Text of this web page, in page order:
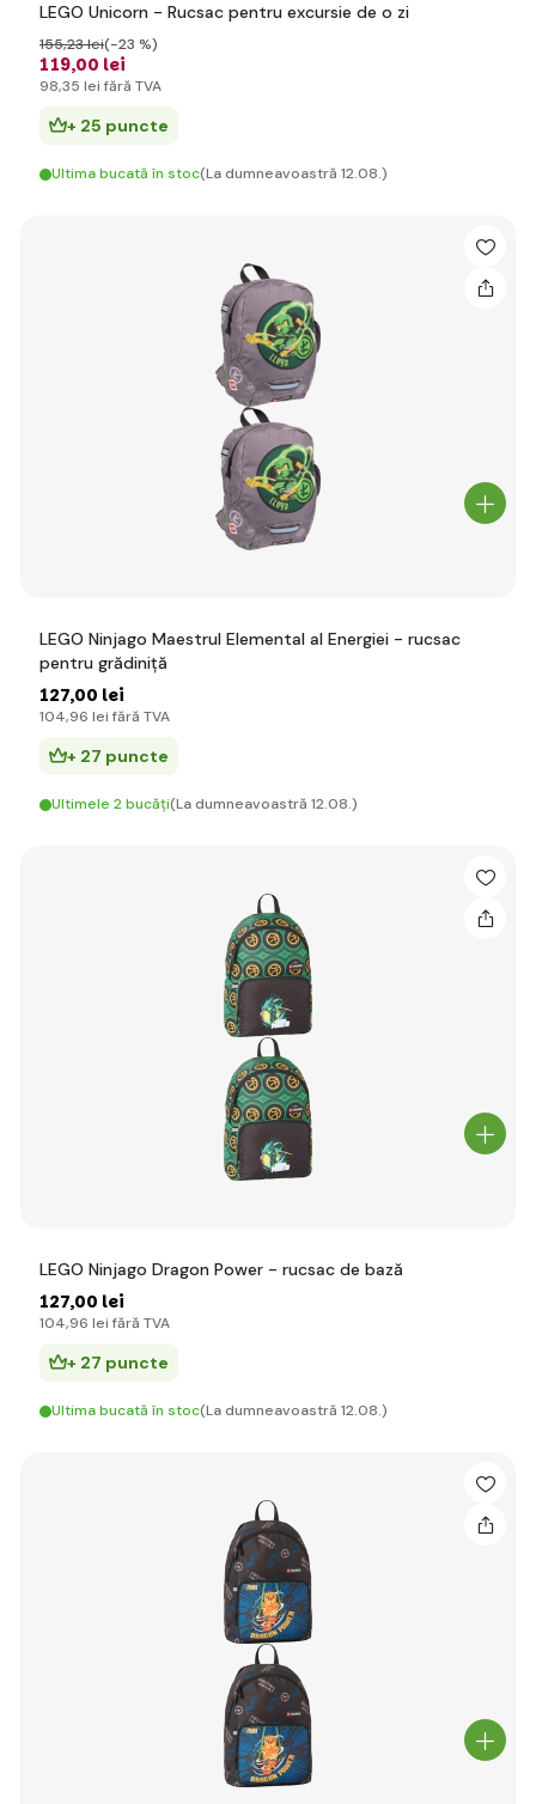
LEGO Unicorn - Rucsac pentru excursie de o zi
119,00 lei
155,23 lei(-23 %)
98,35 lei fără TVA
+ 25 puncte
Ultima bucată în stoc(La dumneavoastră 12.08.)
LEGO Ninjago Maestrul Elemental al Energiei - rucsac
pentru grădiniță
127,00 lei
104,96 lei fără TVA
+ 27 puncte
Ultimele 2 bucăți(La dumneavoastră 12.08.)
LEGO Ninjago Dragon Power - rucsac de bază
127,00 lei
104,96 lei fără TVA
+ 27 puncte
Ultima bucată în stoc(La dumneavoastră 12.08.)